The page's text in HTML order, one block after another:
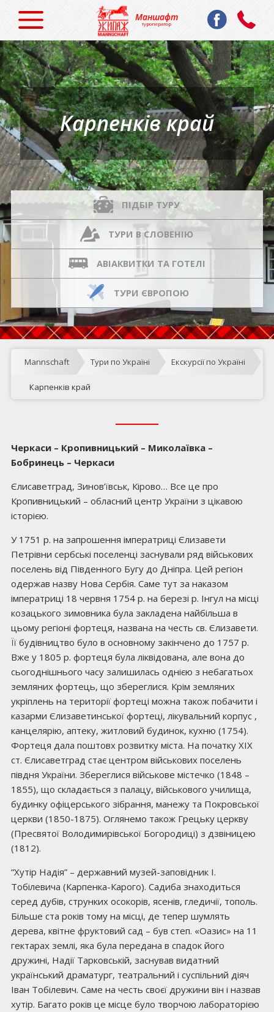
Маншафт
туроператор
Карпенків край
ПІДБІР ТУРУ
ТУРИ В СЛОВЕНІЮ
АВІАКВИТКИ ТА ГОТЕЛІ
ТУРИ ЄВРОПОЮ
Mannschaft Тури по Україні Екскурсії по Україні
Карпенків край
Черкаси – Кропивницький– Миколаївка –
Бобринець – Черкаси
Єлисаветград, Зинов’ївськ, Кірово… Все це про
Кропивницький – обласний центр України з цікавою
історією.
У 1751 р. на запрошення імператриці Єлизавети
Петрівни сербські поселенці заснували ряд військових
поселень від Південного Бугу до Дніпра. Цей регіон
одержав назву Нова Сербія. Саме тут за наказом
імператриці 18 червня 1754 р. на березі р. Інгул на місці
козацького зимовника була закладена найбільша в
цьому регіоні фортеця, названа на честь св. Єлизавети.
Її будівництво було в основному закінчено до 1757 р.
Вже у 1805 р. фортеця була ліквідована, але вона до
сьогоднішнього часу залишилась однією з небагатьох
земляних фортець, що збереглися. Крім земляних
укріплень на території фортеці можна також побачити і
казарми Єлизаветинської фортеці, лікувальний корпус ,
канцелярію, аптеку, житловий будинок, кухню (1754).
Фортеця дала поштовх розвитку міста. На початку XIX
ст. Єлисаветград стає центром військових поселень
півдня України. Збереглися військове містечко (1848 –
1855), що складається з палацу, військового училища,
будинку офіцерського зібрання, манежу та Покровської
церкви (1850-1875). Оглянемо також Грецьку церкву
(Пресвятої Володимирівської Богородиці) з дзвіницею
(1812).
“Хутір Надія” – державний музей-заповідник І.
Тобілевича (Карпенка-Карого). Садиба знаходиться
серед дубів, струнких осокорів, ясенів, гледичії, тополь.
Більше ста років тому на місці, де тепер шумлять
дерева, квітне фруктовий сад – був степ. «Оазис» на 11
гектарах землі, яка була передана в спадок його
дружині, Надії Тарковській, заснував видатний
український драматург, театральний і суспільний діяч
Іван Тобілевич. Саме на честь своєї дружини він і назвав
хутір. Багато років це місце було творчою лабораторією